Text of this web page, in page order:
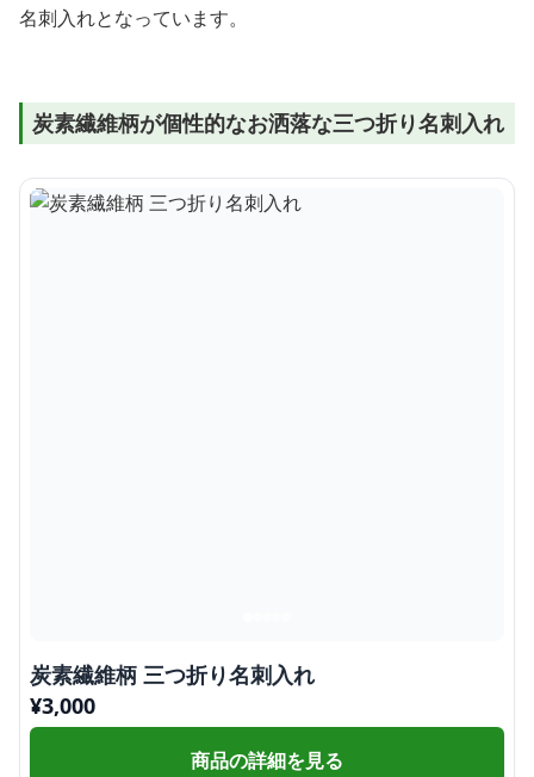
名刺入れとなっています。
炭素繊維柄が個性的なお洒落な三つ折り名刺入れ
炭素繊維柄 三つ折り名刺入れ
¥3,000
商品の詳細を見る